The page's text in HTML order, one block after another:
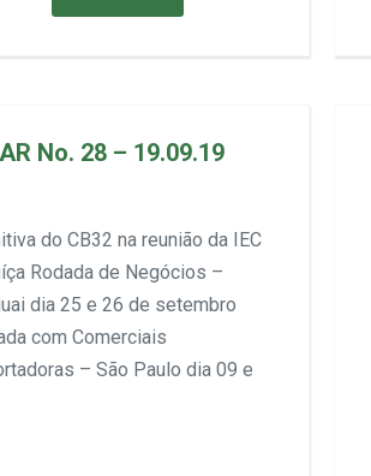
No. 28 – 19.09.19
do CB32 na reunião da IEC
Rodada de Negócios –
dia 25 e 26 de setembro
com Comerciais
– São Paulo dia 09 e